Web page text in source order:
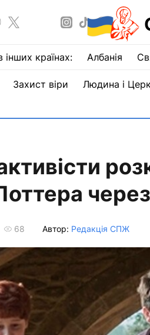
країнах: Албанія
Захист віри Людина і
68 Автор: Редакція СПЖ